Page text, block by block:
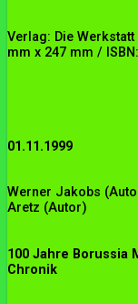
Verlag: Die
mm x 247 mm /
01.11.1999
Werner Jakobs
Aretz (Autor)
100 Jahre Borussia
Chronik